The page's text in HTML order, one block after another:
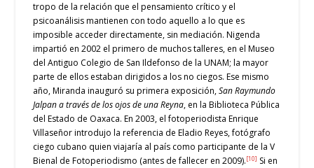
tropo de la relación que el pensamiento crítico y el
psicoanálisis mantienen con todo aquello a lo que es
imposible acceder directamente, sin mediación. Nigenda
impartió en 2002 el primero de muchos talleres, en el Museo
del Antiguo Colegio de San Ildefonso de la UNAM; la mayor
parte de ellos estaban dirigidos a los no ciegos. Ese mismo
año, Miranda inauguró su primera exposición,San Raymundo
Jalpan a través de los ojos de una Reyna, en la Biblioteca Pública
del Estado de Oaxaca. En 2003, el fotoperiodista Enrique
Villaseñor introdujo la referencia de Eladio Reyes, fotógrafo
ciego cubano quien viajaría al país como participante de la V
Bienal de Fotoperiodismo (antes de fallecer en 2009).[10] Si en